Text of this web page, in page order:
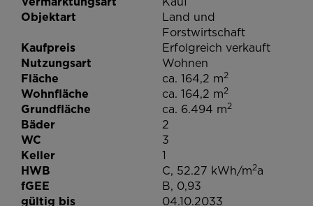
Objektart
Land und
Forstwirtschaft
Kaufpreis
Erfolgreich verkauft
Nutzungsart
Wohnen
Fläche
ca. 164,2 m2
Wohnfläche ca. 164,2 m2
Grundfläche ca. 6.494 m2
Bäder
2
WC
3
Keller
1
HWB
C, 52.27 kWh/m2a
fGEE
B, 0,93
gültig bis
04.10.2033